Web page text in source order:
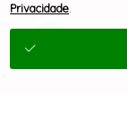
SITE 100%
Privacidade